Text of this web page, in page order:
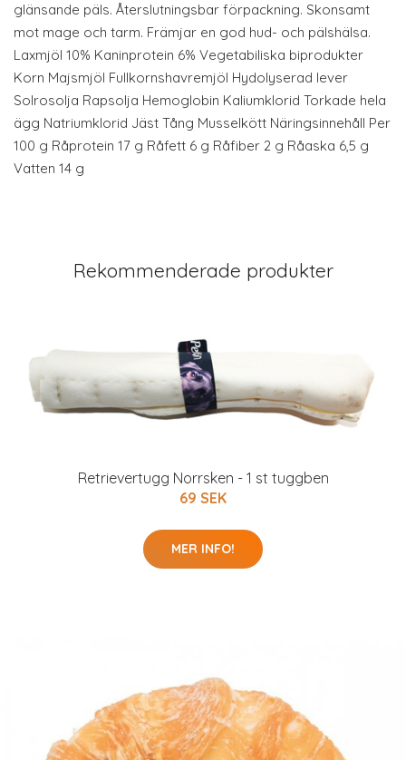
glänsande päls. Återslutningsbar förpackning. Skonsamt
mot mage och tarm. Främjar en god hud- och pälshälsa.
Laxmjöl 10% Kaninprotein 6% Vegetabiliska biprodukter
Korn Majsmjöl Fullkornshavremjöl Hydolyserad lever
Solrosolja Rapsolja Hemoglobin Kaliumklorid Torkade hela
ägg Natriumklorid Jäst Tång Musselkött Näringsinnehåll Per
100 g Råprotein 17 g Råfett 6 g Råfiber 2 g Råaska 6,5 g
Vatten 14 g
Rekommenderade produkter
Retrievertugg Norrsken - 1 st tuggben
69 SEK
MER INFO!